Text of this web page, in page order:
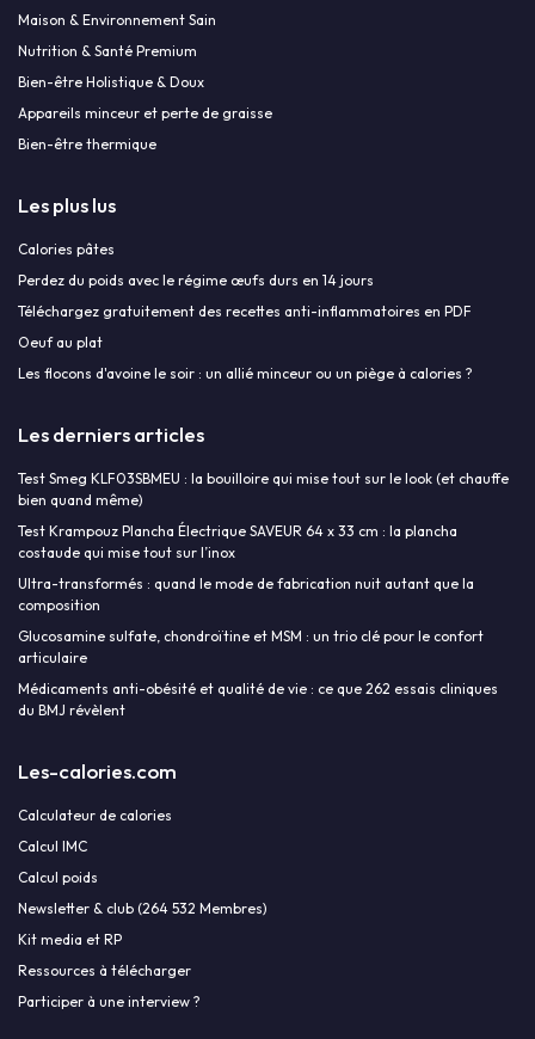
Maison & Environnement Sain
Nutrition & Santé Premium
Bien-être Holistique & Doux
Appareils minceur et perte de graisse
Bien-être thermique
Les plus lus
Calories pâtes
Perdez du poids avec le régime œufs durs en 14 jours
Téléchargez gratuitement des recettes anti-inflammatoires en PDF
Oeuf au plat
Les flocons d'avoine le soir : un allié minceur ou un piège à calories ?
Les derniers articles
Test Smeg KLF03SBMEU : la bouilloire qui mise tout sur le look (et chauffe
bien quand même)
Test Krampouz Plancha Électrique SAVEUR 64 x 33 cm : la plancha
costaude qui mise tout sur l’inox
Ultra-transformés : quand le mode de fabrication nuit autant que la
composition
Glucosamine sulfate, chondroïtine et MSM : un trio clé pour le confort
articulaire
Médicaments anti-obésité et qualité de vie : ce que 262 essais cliniques
du BMJ révèlent
Les-calories.com
Calculateur de calories
Calcul IMC
Calcul poids
Newsletter & club (264 532 Membres)
Kit media et RP
Ressources à télécharger
Participer à une interview ?